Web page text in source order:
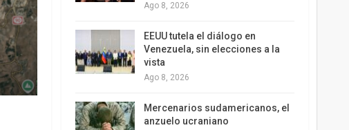
Ago 8, 2026
EEUU tutela el diálogo en
Venezuela, sin elecciones a la
vista
Ago 8, 2026
Mercenarios sudamericanos, el
anzuelo ucraniano